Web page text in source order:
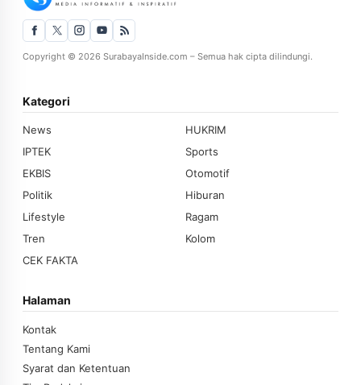
Copyright © 2026 SurabayaInside.com – Semua hak cipta dilindungi.
Kategori
News
HUKRIM
IPTEK
Sports
EKBIS
Otomotif
Politik
Hiburan
Lifestyle
Ragam
Tren
Kolom
CEK FAKTA
Halaman
Kontak
Tentang Kami
Syarat dan Ketentuan